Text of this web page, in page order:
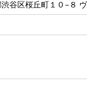
谷区桜丘町１０−８ ヴ